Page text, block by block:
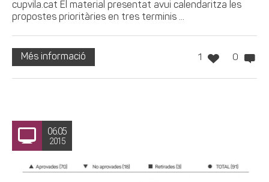
cupvila.cat El material presentat avui calendaritza les
propostes prioritàries en tres terminis ...
1 0
Més informació
06.05
2015